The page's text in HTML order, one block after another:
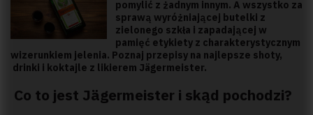
pomylić z żadnym innym. A wszystko za
sprawą wyróżniającej butelki z
zielonego szkła i zapadającej w
pamięć etykiety z charakterystycznym
wizerunkiem jelenia. Poznaj przepisy na najlepsze shoty,
drinki i koktajle z likierem Jägermeister.
Co to jest Jägermeister i skąd pochodzi?